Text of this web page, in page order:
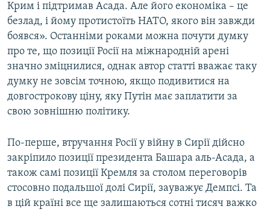
Крим і підтримав Асада. Але його економіка – це
безлад, і йому протистоїть НАТО, якого він завжди
боявся». Останніми роками можна почути думку
про те, що позиції Росії на міжнародній арені
значно зміцнилися, однак автор статті вважає таку
думку не зовсім точною, якщо подивитися на
довгострокову ціну, яку Путін має заплатити за
свою зовнішню політику.
По-перше, втручання Росії у війну в Сирії дійсно
закріпило позиції президента Башара аль-Асада, а
також самі позиції Кремля за столом переговорів
стосовно подальшої долі Сирії, зауважує Демпсі. Та
в цій країні все ще залишаються сотні тисяч важко